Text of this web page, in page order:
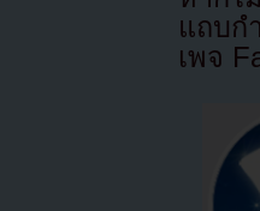
แถบก
เพจ